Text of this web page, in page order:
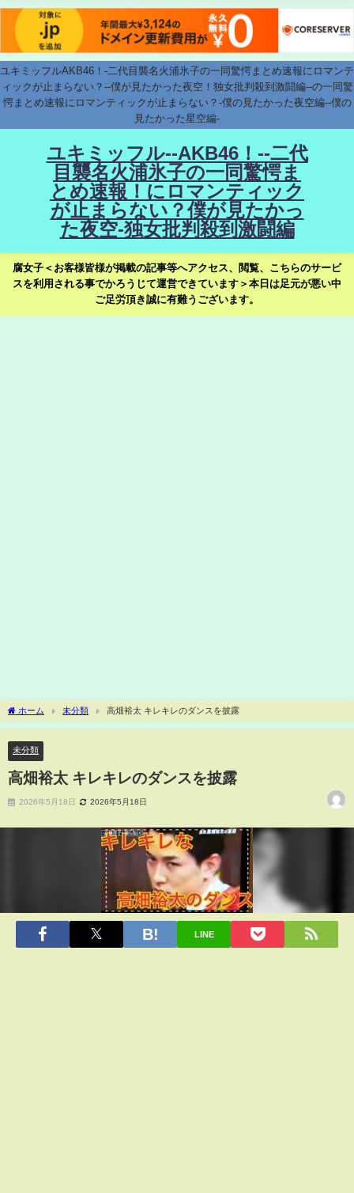
ユキミッフルAKB46！-二代目襲名火浦氷子の一同驚愕まとめ速報にロマンテ
ィックが止まらない？--僕が見たかった夜空！独女批判殺到激闘編--の一同驚
愕まとめ速報にロマンティックが止まらない？-僕の見たかった夜空編--僕の
見たかった星空編-
ユキミッフル--AKB46！--二代
目襲名火浦氷子の一同驚愕ま
とめ速報！にロマンティック
が止まらない？僕が見たかっ
た夜空-独女批判殺到激闘編
腐女子＜お客様皆様が掲載の記事等へアクセス、閲覧、こちらのサービ
スを利用される事でかろうじて運営できています＞本日は足元が悪い中
ご足労頂き誠に有難うございます。
ホーム 未分類 高畑裕太 キレキレのダンスを披露
未分類
高畑裕太 キレキレのダンスを披露
2026年5月18日 2026年5月18日
LINE